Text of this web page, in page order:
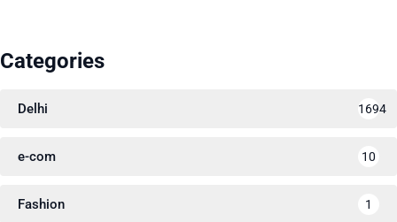
Categories
Delhi 1694
e-com 10
Fashion 1